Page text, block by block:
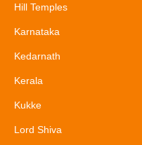
Hill Temples
Karnataka
Kedarnath
Kerala
Kukke
Lord Shiva